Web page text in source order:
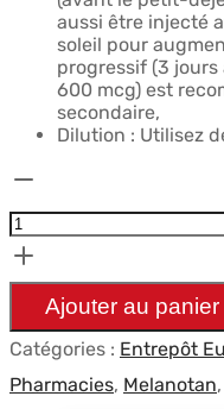
aussi être injecté
soleil pour
progressif (3
600 mcg) est
secondaire,
Dilution : Utilisez
de
10mg
-
Euro
Pharmacies
Ajouter au panier
Catégories : Entrepôt
Pharmacies, Melanotan,